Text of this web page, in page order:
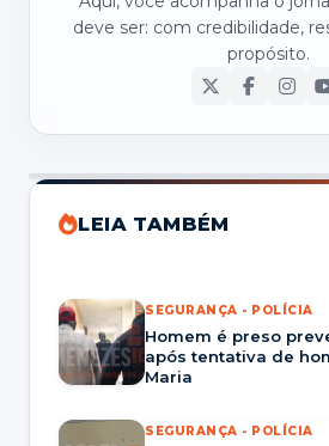
deve ser: com credibilidade,
propósito.
LEIA TAMBÉM
SEGURANÇA - POLÍCIA
Homem é preso
após tentativa de
Maria
SEGURANÇA - POLÍCIA